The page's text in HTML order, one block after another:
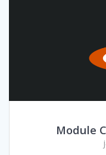
Module